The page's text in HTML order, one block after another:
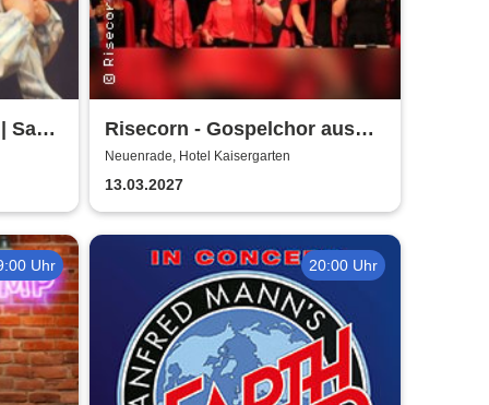
Saal
Risecorn - Gospelchor aus
Lüdenscheid
Neuenrade, Hotel Kaisergarten
13.03.2027
Uhr 20:00 Uhr